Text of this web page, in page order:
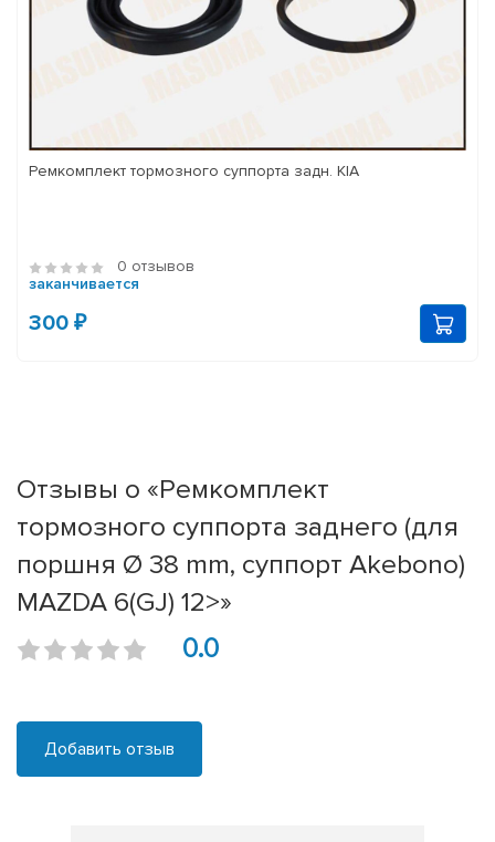
Ремкомплект тормозного суппорта задн. KIA
0 отзывов
заканчивается
300 ₽
Отзывы о «Ремкомплект
тормозного суппорта заднего (для
поршня Ø 38 mm, суппорт Akebono)
MAZDA 6(GJ) 12>»
0.0
Добавить отзыв